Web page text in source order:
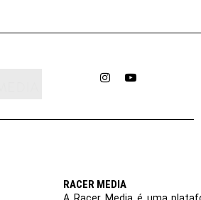
InstagramYouTube
RACER MEDIA